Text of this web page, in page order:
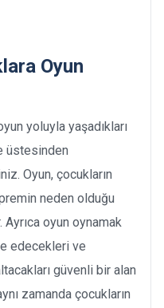
Oyun
yoluyla yaşadıkları
üstesinden
Oyun, çocukların
neden olduğu
oyun oynamak
edecekleri ve
güvenli bir alan
zamanda çocukların